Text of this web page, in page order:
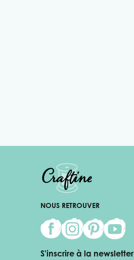
NOUS RETROUVER
S'inscrire à la newsletter